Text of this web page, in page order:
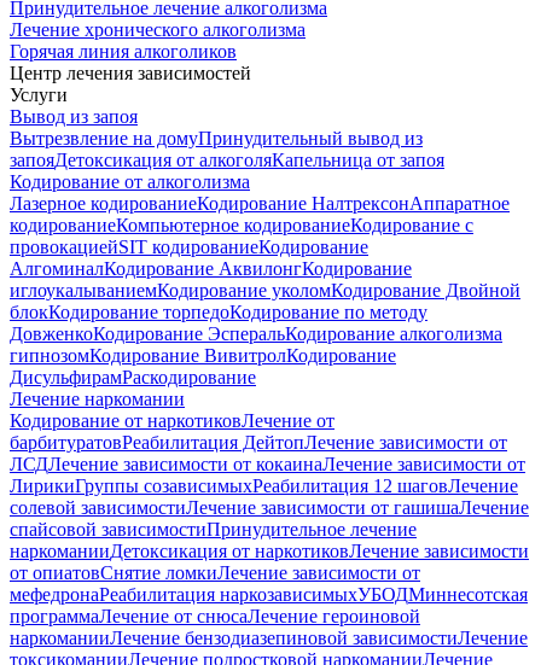
Принудительное лечение алкоголизма
Лечение хронического алкоголизма
Горячая линия алкоголиков
Центр лечения зависимостей
Услуги
Вывод из запоя
Вытрезвление на домуПринудительный вывод из
запояДетоксикация от алкоголяКапельница от запоя
Кодирование от алкоголизма
Лазерное кодированиеКодирование НалтрексонАппаратное
кодированиеКомпьютерное кодированиеКодирование с
провокациейSIT кодированиеКодирование
АлгоминалКодирование АквилонгКодирование
иглоукалываниемКодирование уколомКодирование Двойной
блокКодирование торпедоКодирование по методу
ДовженкоКодирование ЭсперальКодирование алкоголизма
гипнозомКодирование ВивитролКодирование
ДисульфирамРаскодирование
Лечение наркомании
Кодирование от наркотиковЛечение от
барбитуратовРеабилитация ДейтопЛечение зависимости от
ЛСДЛечение зависимости от кокаинаЛечение зависимости от
ЛирикиГруппы созависимыхРеабилитация 12 шаговЛечение
солевой зависимостиЛечение зависимости от гашишаЛечение
спайсовой зависимостиПринудительное лечение
наркоманииДетоксикация от наркотиковЛечение зависимости
от опиатовСнятие ломкиЛечение зависимости от
мефедронаРеабилитация наркозависимыхУБОДМиннесотская
программаЛечение от снюсаЛечение героиновой
наркоманииЛечение бензодиазепиновой зависимостиЛечение
токсикоманииЛечение подростковой наркоманииЛечение